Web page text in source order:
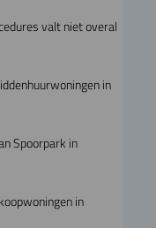
valt niet overal
in
Spoorpark in
in